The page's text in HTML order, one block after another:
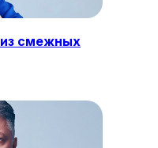
смежных